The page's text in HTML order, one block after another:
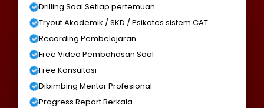
Drilling Soal Setiap pertemuan
Tryout Akademik / SKD / Psikotes sistem CAT
Recording Pembelajaran
Free Video Pembahasan Soal
Free Konsultasi
Dibimbing Mentor Profesional
Progress Report Berkala